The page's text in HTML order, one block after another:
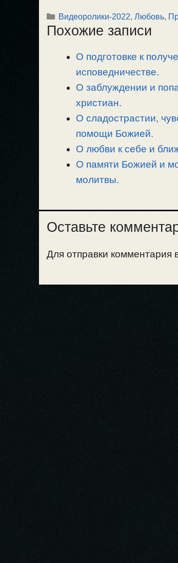
p
y
l
e
r
a
m
c
e
o
o
k
п
р
в
и
т
Рубрики
Видеоролики-2022, Любовь,
Похожие записи
О подготовке к
исповедничестве.
О заблуждении и
христиан.
О сладострастии,
помощи Божией.
О любви к себе и
О памяти Божией и
молитвы.
Оставьте
Для отправки комментария